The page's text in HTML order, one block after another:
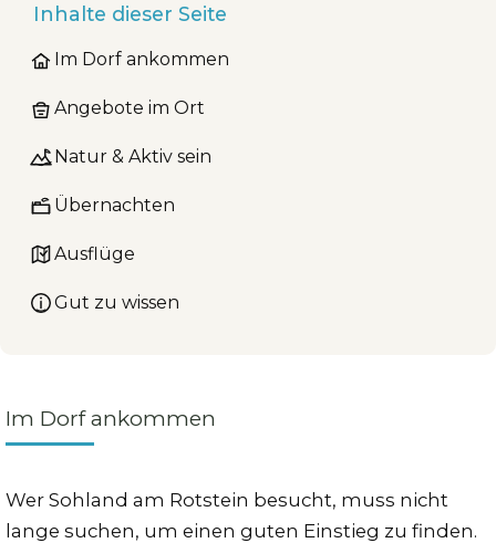
Inhalte dieser Seite
Im Dorf ankommen
Angebote im Ort
Natur & Aktiv sein
Übernachten
Ausflüge
Gut zu wissen
Im Dorf ankommen
Wer Sohland am Rotstein besucht, muss nicht
lange suchen, um einen guten Einstieg zu finden.